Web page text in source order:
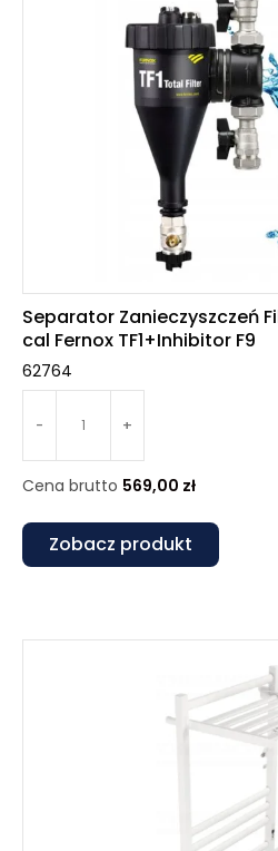
Separator Zanieczyszczeń
cal Fernox TF1+Inhibitor F9
62764
- +
Cena brutto 569,00 zł
Zobacz produkt